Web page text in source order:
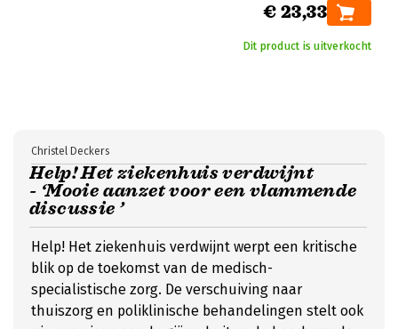
€ 23,33
Dit product is uitverkocht
Help! Het ziekenhuis verdwijnt
- ‘Mooie aanzet voor een vlammende
discussie ’
Christel Deckers
Help! Het ziekenhuis verdwijnt werpt een kritische
blik op de toekomst van de medisch-
specialistische zorg. De verschuiving naar
thuiszorg en poliklinische behandelingen stelt ook